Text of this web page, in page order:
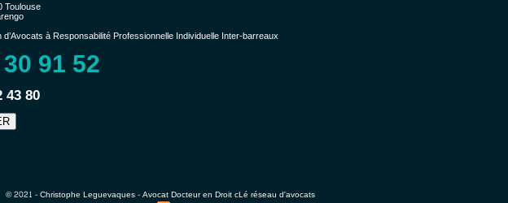
Toulouse
à Responsabilité Professionnelle Individuelle Inter-barreaux
91 52
43 80
© 2021 - Christophe Leguevaques - Avocat Docteur en Droit cLé réseau d'avocats